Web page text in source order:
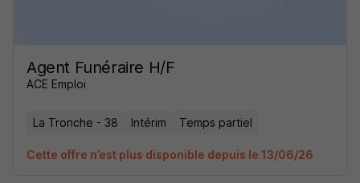
Agent Funéraire H/F
ACE Emploi
La Tronche - 38 Intérim Temps partiel
Cette offre n’est plus disponible depuis le 13/06/26